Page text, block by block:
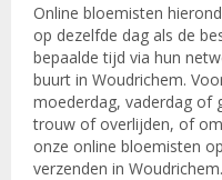
Online bloemisten
op dezelfde dag als de
bepaalde tijd via hun
buurt in Woudrichem.
moederdag, vaderdag of
trouw of overlijden, of
onze online bloemisten
verzenden in Woudrichem.